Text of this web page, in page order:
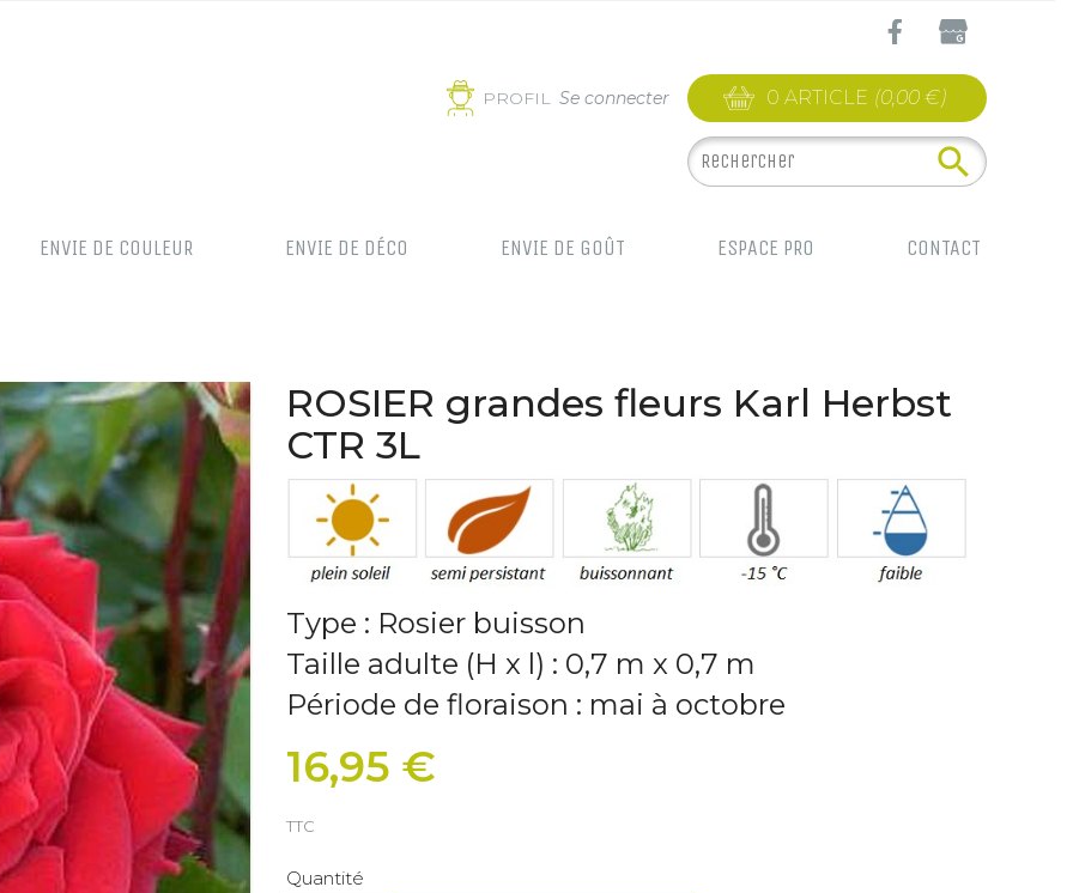
PROFIL Se connecter 0 ARTICLE (0,00 €)

ENVIE DE COULEUR ENVIE DE DÉCO ENVIE DE GOÛT ESPACE PRO CONTACT
ROSIER grandes fleurs Karl Herbst
CTR 3L
Type : Rosier buisson
Taille adulte (H x l) : 0,7 m x 0,7 m
Période de floraison : mai à octobre
16,95 €
TTC
Quantité